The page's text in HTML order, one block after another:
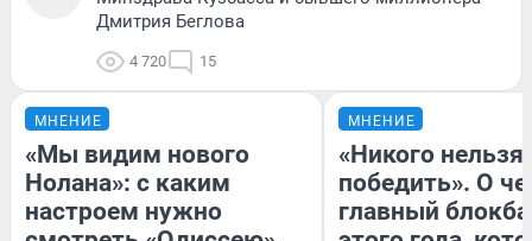
Дмитрия Беглова
4 720 15
МНЕНИЕ
«Мы видим нового
Нолана»: с каким
настроем нужно
МНЕНИЕ
«Никого нельзя
победить». О
главный